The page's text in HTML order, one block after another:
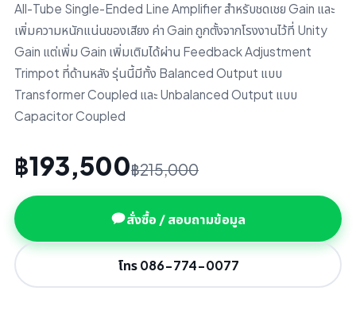
All-Tube Single-Ended Line Amplifier สำหรับชดเชย Gain และ
เพิ่มความหนักแน่นของเสียง ค่า Gain ถูกตั้งจากโรงงานไว้ที่ Unity
Gain แต่เพิ่ม Gain เพิ่มเติมได้ผ่าน Feedback Adjustment
Trimpot ที่ด้านหลัง รุ่นนี้มีทั้ง Balanced Output แบบ
Transformer Coupled และ Unbalanced Output แบบ
Capacitor Coupled
฿193,500฿215,000
สั่งซื้อ / สอบถามข้อมูล
โทร 086-774-0077